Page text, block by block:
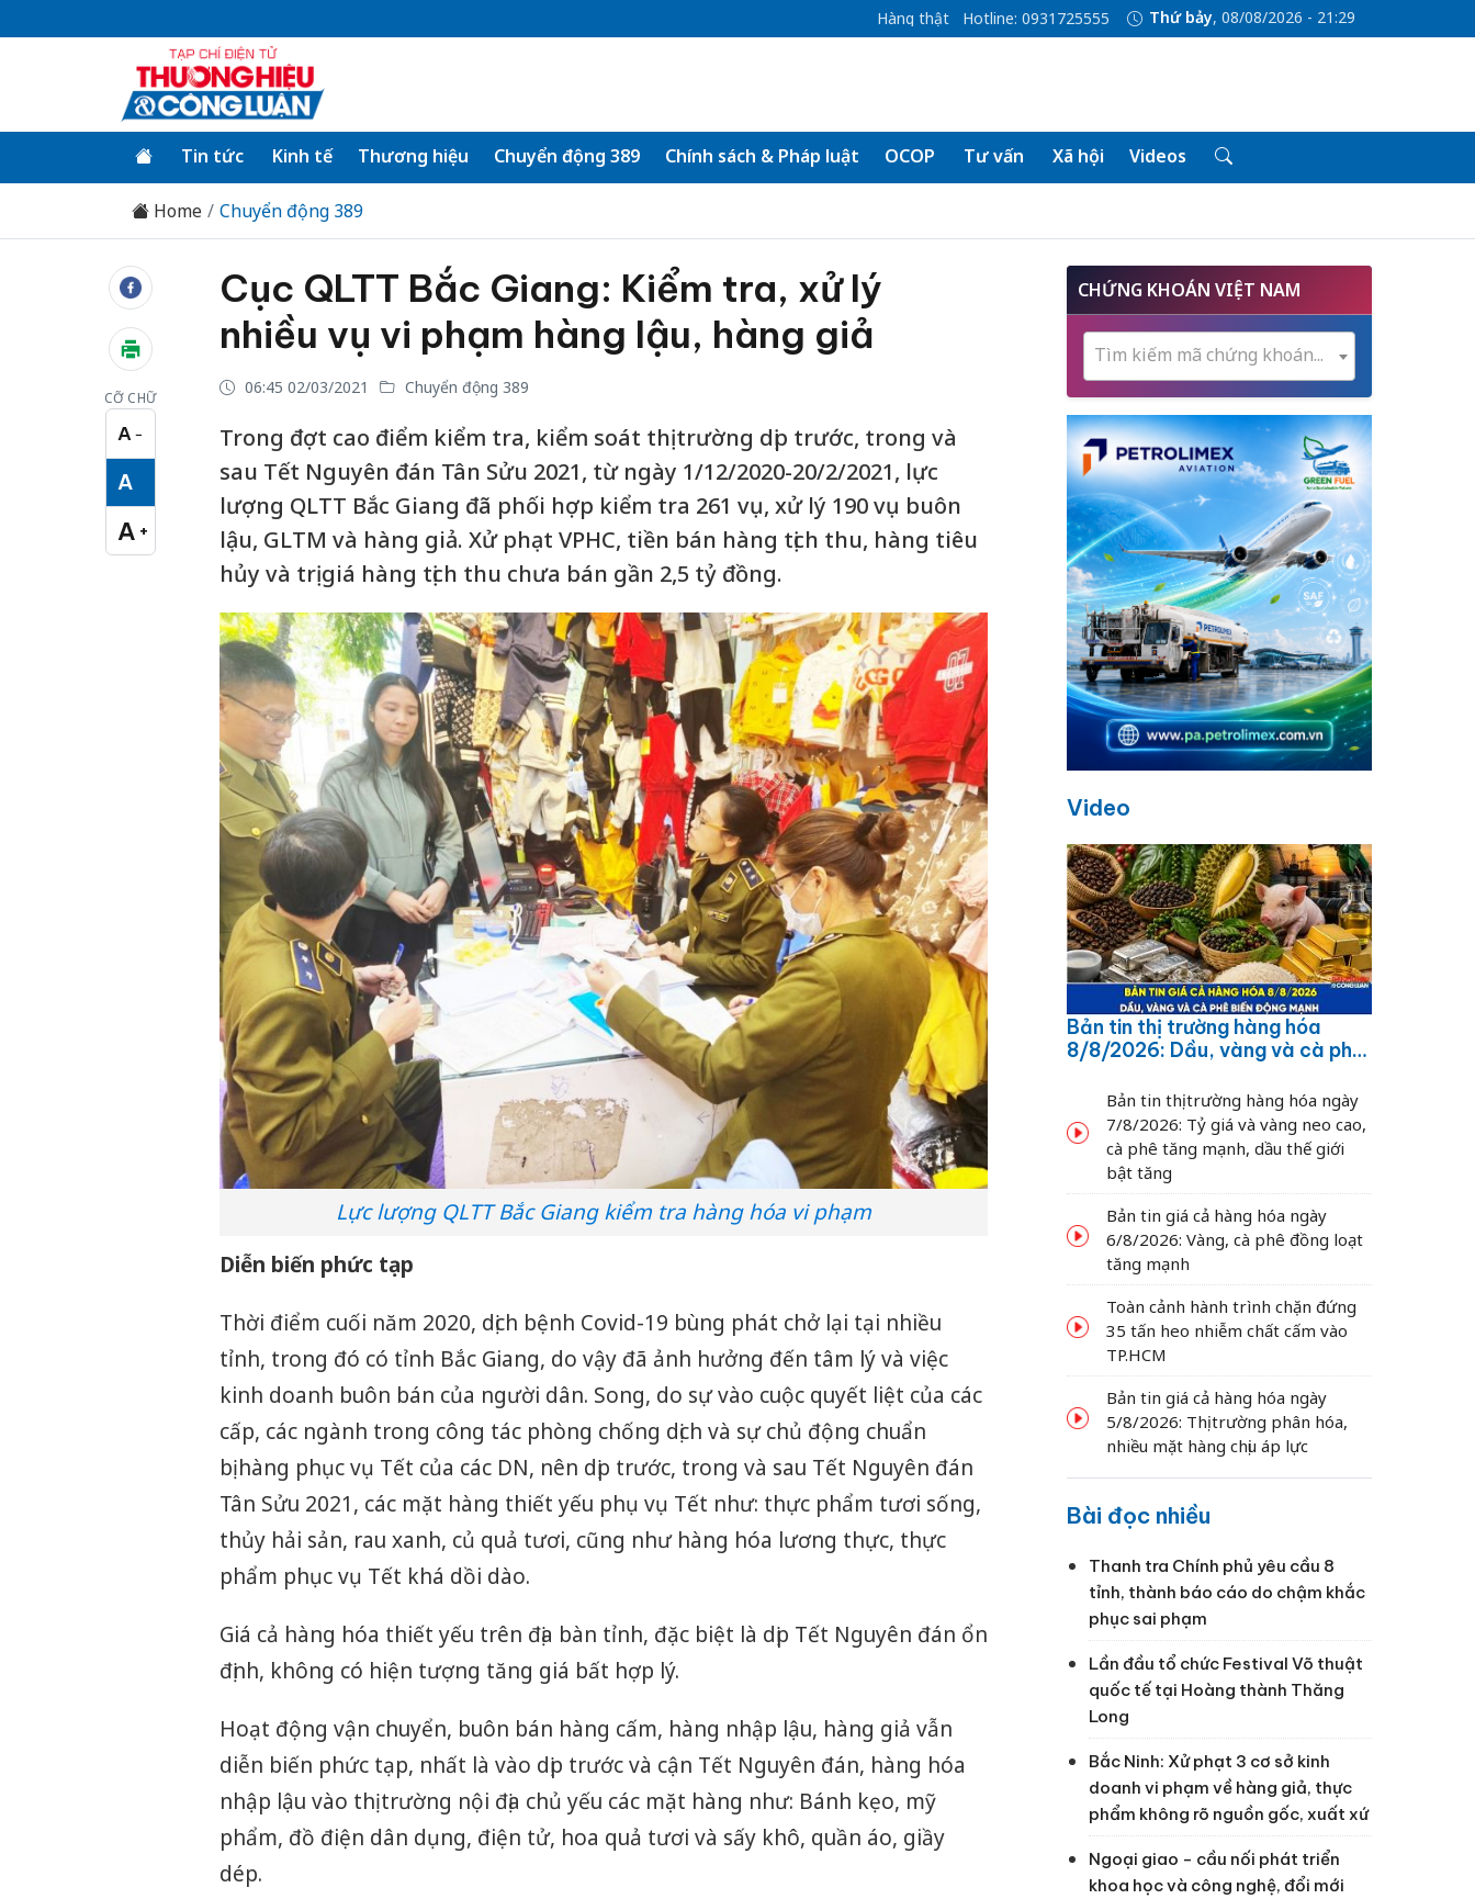
Hàng thật Hotline: 0931725555 Thứ bảy, 08/08/2026 - 21:29
Tin tức Kinh tế Thương hiệu Chuyển động 389 Chính sách & Pháp luật OCOP Tư vấn Xã hội Videos
Home Chuyển động 389
CỠ CHỮ
A −
Cỡ chữ nhỏ
A
Cỡ chữ vừa
A +
Cỡ chữ lớn
Cục QLTT Bắc Giang: Kiểm tra, xử lý
nhiều vụ vi phạm hàng lậu, hàng giả
06:45 02/03/2021 Chuyển động 389
Trong đợt cao điểm kiểm tra, kiểm soát thị trường dịp trước, trong và
sau Tết Nguyên đán Tân Sửu 2021, từ ngày 1/12/2020-20/2/2021, lực
lượng QLTT Bắc Giang đã phối hợp kiểm tra 261 vụ, xử lý 190 vụ buôn
lậu, GLTM và hàng giả. Xử phạt VPHC, tiền bán hàng tịch thu, hàng tiêu
hủy và trị giá hàng tịch thu chưa bán gần 2,5 tỷ đồng.
Lực lượng QLTT Bắc Giang kiểm tra hàng hóa vi phạm
Diễn biến phức tạp
Thời điểm cuối năm 2020, dịch bệnh Covid-19 bùng phát chở lại tại nhiều
tỉnh, trong đó có tỉnh Bắc Giang, do vậy đã ảnh hưởng đến tâm lý và việc
kinh doanh buôn bán của người dân. Song, do sự vào cuộc quyết liệt của các
cấp, các ngành trong công tác phòng chống dịch và sự chủ động chuẩn
bị hàng phục vụ Tết của các DN, nên dịp trước, trong và sau Tết Nguyên đán
Tân Sửu 2021, các mặt hàng thiết yếu phụ vụ Tết như: thực phẩm tươi sống,
thủy hải sản, rau xanh, củ quả tươi, cũng như hàng hóa lương thực, thực
phẩm phục vụ Tết khá dồi dào.
Giá cả hàng hóa thiết yếu trên địa bàn tỉnh, đặc biệt là dịp Tết Nguyên đán ổn
định, không có hiện tượng tăng giá bất hợp lý.
Hoạt động vận chuyển, buôn bán hàng cấm, hàng nhập lậu, hàng giả vẫn
diễn biến phức tạp, nhất là vào dịp trước và cận Tết Nguyên đán, hàng hóa
nhập lậu vào thị trường nội địa chủ yếu các mặt hàng như: Bánh kẹo, mỹ
phẩm, đồ điện dân dụng, điện tử, hoa quả tươi và sấy khô, quần áo, giầy
dép.
CHỨNG KHOÁN VIỆT NAM
Tìm kiếm mã chứng khoán...
Video
Bản tin thị trường hàng hóa
8/8/2026: Dầu, vàng và cà phê
Bản tin thị trường hàng hóa ngày
7/8/2026: Tỷ giá và vàng neo cao,
cà phê tăng mạnh, dầu thế giới
bật tăng
Bản tin giá cả hàng hóa ngày
6/8/2026: Vàng, cà phê đồng loạt
tăng mạnh
Toàn cảnh hành trình chặn đứng
35 tấn heo nhiễm chất cấm vào
TP.HCM
Bản tin giá cả hàng hóa ngày
5/8/2026: Thị trường phân hóa,
nhiều mặt hàng chịu áp lực
Bài đọc nhiều
Thanh tra Chính phủ yêu cầu 8
tỉnh, thành báo cáo do chậm khắc
phục sai phạm
Lần đầu tổ chức Festival Võ thuật
quốc tế tại Hoàng thành Thăng
Long
Bắc Ninh: Xử phạt 3 cơ sở kinh
doanh vi phạm về hàng giả, thực
phẩm không rõ nguồn gốc, xuất xứ
Ngoại giao - cầu nối phát triển
khoa học và công nghệ, đổi mới